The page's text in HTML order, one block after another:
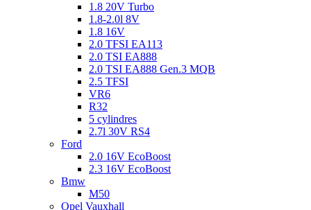
1.8 20V Turbo
1.8-2.0l 8V
1.8 16V
2.0 TFSI EA113
2.0 TSI EA888
2.0 TSI EA888 Gen.3 MQB
2.5 TFSI
VR6
R32
5 cylindres
2.7l 30V RS4
Ford
2.0 16V EcoBoost
2.3 16V EcoBoost
Bmw
M50
Opel Vauxhall